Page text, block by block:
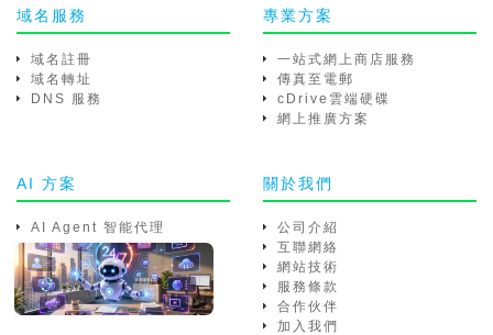
域名服務
域名註冊
域名轉址
DNS 服務
專業方案
一站式網上商店服務
傳真至電郵
cDrive雲端硬碟
網上推廣方案
AI 方案
AI Agent 智能代理
關於我們
公司介紹
互聯網絡
網站技術
服務條款
合作伙伴
加入我們